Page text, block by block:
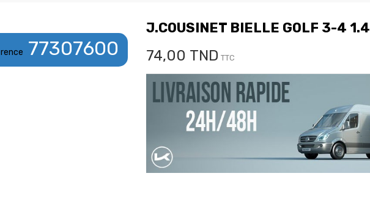
77307600
J.COUSINET BIELLE GOLF 3-4 1.4
74,00 TND TTC